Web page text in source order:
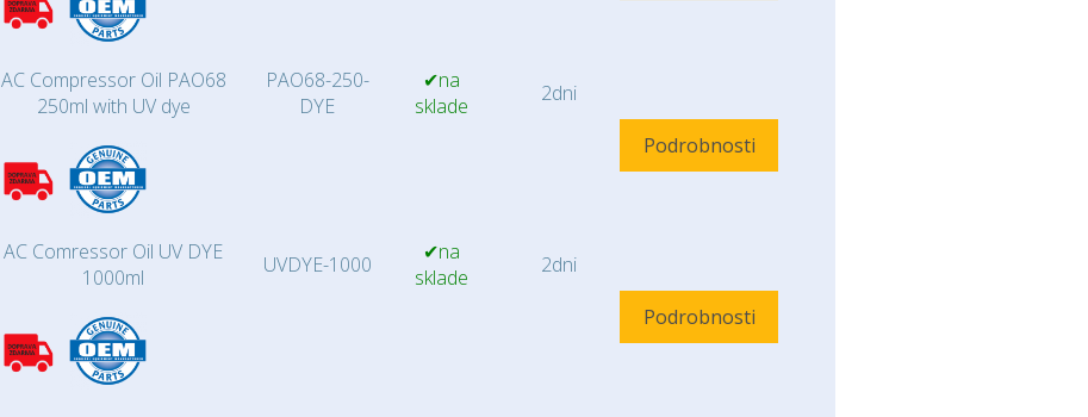
AC Compressor Oil PAO68
250ml with UV dye
PAO68-250-
DYE
✔na
sklade
2dni
Podrobnosti
AC Comressor Oil UV DYE
1000ml
UVDYE-1000
✔na
sklade
2dni
Podrobnosti